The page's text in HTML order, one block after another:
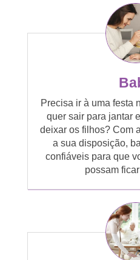
Precisa ir à uma festa
quer sair para jantar
deixar os filhos? Com
a sua disposição,
confiáveis para que
possam